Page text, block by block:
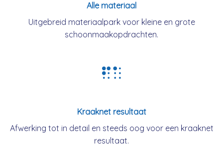
Alle materiaal
Uitgebreid materiaalpark voor kleine en grote
schoonmaakopdrachten.
Kraaknet resultaat
Afwerking tot in detail en steeds oog voor een kraaknet
resultaat.